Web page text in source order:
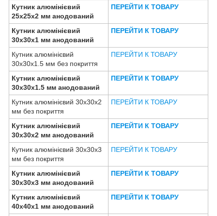
Кутник алюмінієвий
25х25х2 мм анодований
ПЕРЕЙТИ К ТОВАРУ
Кутник алюмінієвий
30х30х1 мм анодований
ПЕРЕЙТИ К ТОВАРУ
Кутник алюмінієвий
30х30х1.5 мм без покриття
ПЕРЕЙТИ К ТОВАРУ
Кутник алюмінієвий
30х30х1.5 мм анодований
ПЕРЕЙТИ К ТОВАРУ
Кутник алюмінієвий 30х30х2
мм без покриття
ПЕРЕЙТИ К ТОВАРУ
Кутник алюмінієвий
30х30х2 мм анодований
ПЕРЕЙТИ К ТОВАРУ
Кутник алюмінієвий 30х30х3
мм без покриття
ПЕРЕЙТИ К ТОВАРУ
Кутник алюмінієвий
30х30х3 мм анодований
ПЕРЕЙТИ К ТОВАРУ
Кутник алюмінієвий
40х40х1 мм анодований
ПЕРЕЙТИ К ТОВАРУ